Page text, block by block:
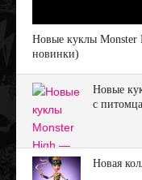
Новые куклы
новинки)
Новые
с
Новая